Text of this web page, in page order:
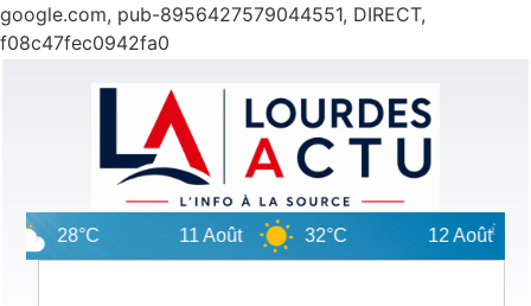
google.com, pub-8956427579044551, DIRECT,
f08c47fec0942fa0
32°C 12 Août